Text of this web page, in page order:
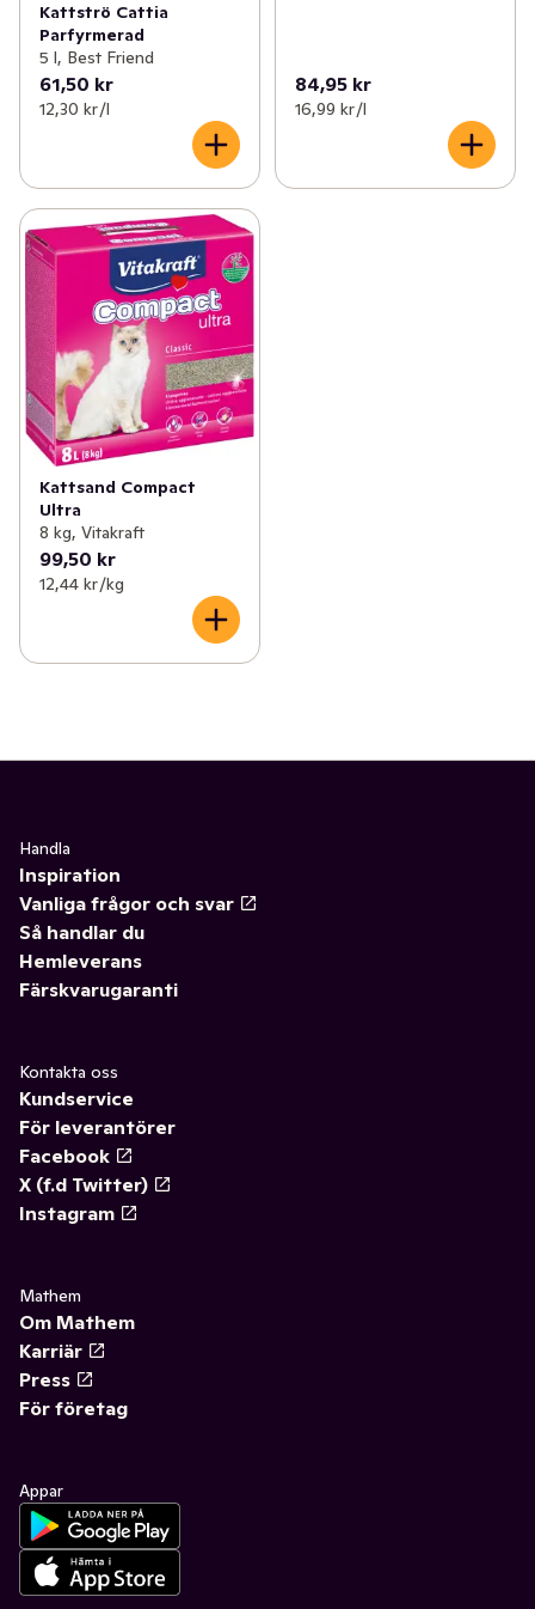
Kattströ Cattia
Parfyrmerad
5 l, Best Friend
61,50 kr
12,30 kr /l
84,95 kr
16,99 kr /l
Kattsand Compact
Ultra
8 kg, Vitakraft
99,50 kr
12,44 kr /kg
Handla
Inspiration
Vanliga frågor och svar
Så handlar du
Hemleverans
Färskvarugaranti
Kontakta oss
Kundservice
För leverantörer
Facebook
X (f.d Twitter)
Instagram
Mathem
Om Mathem
Karriär
Press
För företag
Appar